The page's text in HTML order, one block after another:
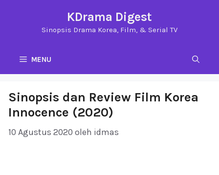
KDrama Digest
Sinopsis Drama Korea, Film, & Serial TV
MENU
Sinopsis dan Review Film Korea
Innocence (2020)
10 Agustus 2020 oleh idmas